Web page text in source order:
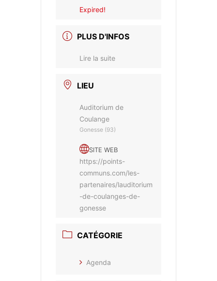
Expired!
PLUS D'INFOS
Lire la suite
LIEU
Auditorium de
Coulange
Gonesse (93)
SITE WEB
https://points-
communs.com/les-
partenaires/lauditorium
-de-coulanges-de-
gonesse
CATÉGORIE
Agenda